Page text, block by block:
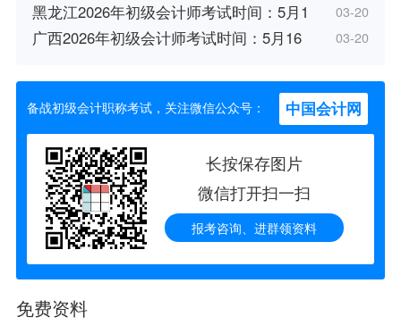
黑龙江2026年初级会计师考试时间：5月1 03-20
广西2026年初级会计师考试时间：5月16 03-20
备战初级会计职称考试，关注微信公众号： 中国会计网
长按保存图片
微信打开扫一扫
报考咨询、进群领资料
免费资料